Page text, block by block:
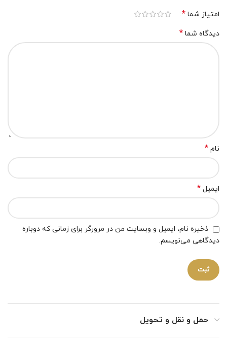
امتیاز شما *
دیدگاه شما *
نام *
ایمیل *
ذخیره نام، ایمیل و وبسایت من در مرورگر برای زمانی که دوباره
دیدگاهی می‌نویسم.
حمل و نقل و تحویل